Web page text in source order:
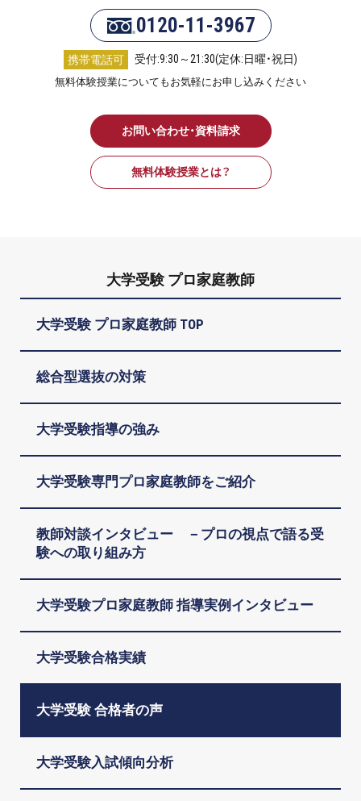
0120-11-3967
携帯電話可 受付:9:30～21:30(定休:日曜・祝日)
無料体験授業についてもお気軽にお申し込みください
お問い合わせ・資料請求
無料体験授業とは？
大学受験 プロ家庭教師
大学受験 プロ家庭教師 TOP
総合型選抜の対策
大学受験指導の強み
大学受験専門プロ家庭教師をご紹介
教師対談インタビュー －プロの視点で語る受
験への取り組み方
大学受験プロ家庭教師 指導実例インタビュー
大学受験合格実績
大学受験 合格者の声
大学受験入試傾向分析